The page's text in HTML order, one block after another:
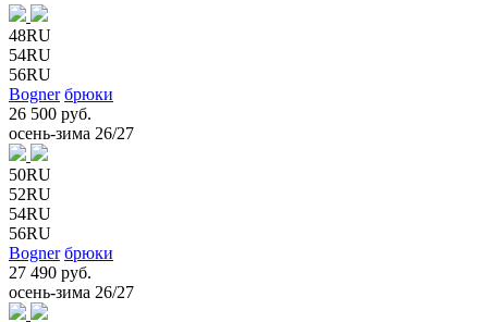
48RU
54RU
56RU
Bogner брюки
26 500 руб.
осень-зима 26/27
50RU
52RU
54RU
56RU
Bogner брюки
27 490 руб.
осень-зима 26/27